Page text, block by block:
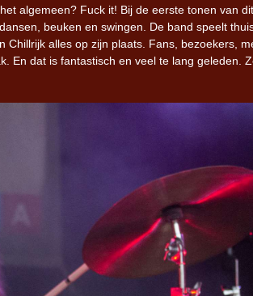
algemeen? Fuck it! Bij de eerste tonen van dit
beuken en swingen. De band speelt
alles op zijn plaats. Fans, bezoekers,
En dat is fantastisch en veel te lang geleden.